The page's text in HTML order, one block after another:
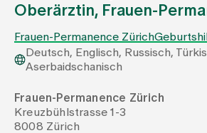
Team
Events
Oberärztin, Frauen-
Frauen-Permanence Zürich
Deutsch, Englisch, Russisch,
Aserbaidschanisch
Frauen-Permanence Zürich
Kreuzbühlstrasse 1-3
8008 Zürich